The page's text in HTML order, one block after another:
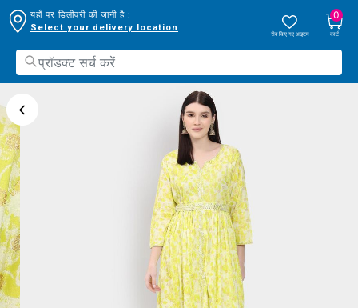
यहाँ पर डिलीवरी की जानी है :
Select your delivery location
सेव किए गए आइटम
0
कार्ट